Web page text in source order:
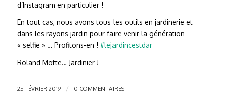
d’Instagram en particulier !
En tout cas, nous avons tous les outils en jardinerie et
dans les rayons jardin pour faire venir la génération
« selfie » … Profitons-en ! #lejardincestdar
Roland Motte… Jardinier !
25 FÉVRIER 2019 / 0 COMMENTAIRES